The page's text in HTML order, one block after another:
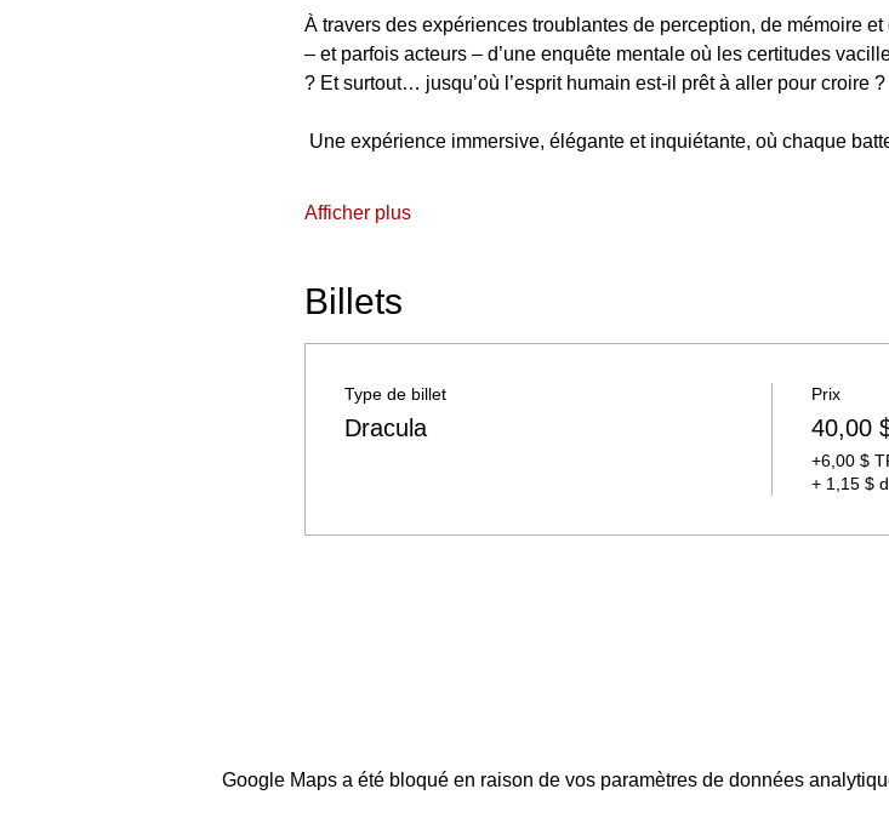
À travers des expériences troublantes de perception, de mémoire
– et parfois acteurs – d’une enquête mentale où les certitudes
? Et surtout… jusqu’où l’esprit humain est-il prêt à aller pour croire ?
Une expérience immersive, élégante et inquiétante, où chaque
Afficher plus
Billets
Type de billet
Dracula
Prix
40,00
+6,00 $
+ 1,15 $
Google Maps a été bloqué en raison de vos paramètres de données